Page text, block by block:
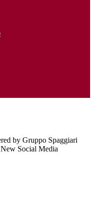
by Gruppo Spaggiari
Social Media